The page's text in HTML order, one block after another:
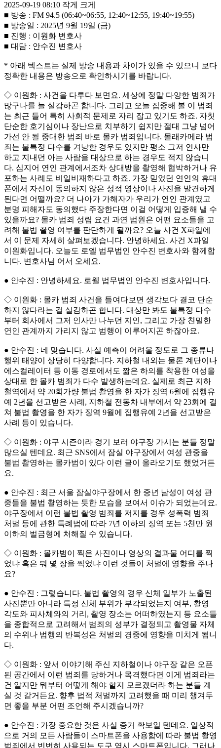
2025-09-19 08:10 작게
크게
■ 방송 : FM 94.5 (06:40~06:55, 12:40~12:55, 19:40~19:55)
■ 방송일 : 2025년 9월 19일 (금)
■ 진행 : 이원화 변호사
■ 대담 : 안수진 변호사
* 아래 텍스트는 실제 방송 내용과 차이가 있을 수 있으니 보다
정확한 내용은 방송으로 확인하시기를 바랍니다.
◇ 이원화 : 사건을 다루다 보면요. 세상에 정말 다양한 범죄가
많구나를 늘 실감하곤 합니다. 그리고 오늘 집중해 볼 이 범죄
는 최근 들어 특히 사회적 문제로 자리 잡고 있기도 하죠. 자칫
단순한 호기심이나 장난으로 치부하기 쉽지만 절대 그냥 넘어
가선 안 될 중대한 범죄 바로 몰카 범죄입니다. 몰래카메라 범
죄는 불특정 다수를 겨냥한 경우도 있지만 평소 그저 인사만
하고 지내던 아는 사람을 대상으로 하는 경우도 적지 않습니
다. 심지어 연인 관계에서조차 상대방을 촬영해 협박하거나 유
포하는 사례도 비일비재하다고 하죠. 가장 믿었던 연인의 휴대
폰에서 자신이 동의하지 않은 성적 영상이나 사진을 발견하게
된다면 어떨까요? 더 나아가 가해자가 우리가 연인 관계였고
분명 피해자도 동의했다 주장한다면 이걸 어떻게 입증해 낼 수
있을까요? 몰카 범죄 성립 요건 과연 법원은 어떤 요소들을 고
려해 불법 촬영 여부를 판단하게 될까요? 오늘 사건 X파일에
서 이 문제 자세히 살펴보겠습니다. 안녕하세요. 사건 X파일
이원화입니다. 오늘도 로엘 법무법인 안수진 변호사와 함께합
니다. 변호사님 어서 오세요.
● 안수진 : 안녕하세요. 로웰 법무법인 안수진 변호사입니다.
◇ 이원화 : 몰카 범죄 사건을 들여다보면 생각보다 결코 단순
하지 않다라는 걸 실감하곤 합니다. 대상만 봐도 불특정 다수
부터 회사에서 그저 인사만 나누던 지인, 그리고 가장 친밀한
연인 관계까지 가리지 않고 범행이 이루어지곤 하잖아요.
● 안수진 : 네 맞습니다. 사실 예측이 어려울 정도로 그 종류나
행위 태양이 상당히 다양합니다. 지하철 내외는 물론 계단이나
에스컬레이터 등 이동 경로에서도 짧은 하의를 착용한 여성을
상대로 한 몰카 범죄가 다수 발생하는데요. 실제로 최근 지하
철역에서 약 20회가량 불법 촬영을 한 자가 징역 6월에 집행유
예 2년을 선고받은 사례, 지하철 전동차 내부에서 약 23회에 걸
쳐 불법 촬영을 한 자가 징역 9월에 집행유예 2년을 선고받은
사례 등이 있습니다.
◇ 이원화 : 야구 시즌이라 경기 보러 야구장 가시는 분들 정말
많으실 텐데요. 최근 SNS에서 잠실 야구장에서 여성 관중을
불법 촬영하는 몰카범이 있다 이런 글이 올라오기도 했었거든
요.
● 안수진 : 최근 서울 잠실야구장에서 한 중년 남성이 여성 관
중들을 불법 촬영하는 듯한 모습을 보여서 이슈가 되었는데요.
야구장에서 이런 불법 촬영 범죄를 저지를 경우 성폭력 범죄
처벌 등에 관한 특례법에 따라 7년 이하의 징역 또는 5천만 원
이하의 벌금형에 처해질 수 있습니다.
◇ 이원화 : 몰카범이 찍은 사진이나 영상의 결과물 어디를 찍
었냐 혹은 뭐 몇 장을 찍었냐 이런 것들이 처벌에 영향을 주나
요?
● 안수진 : 그렇습니다. 불법 촬영의 경우 신체 일부가 노출된
사진뿐만 아니라 특정 신체 부위가 부각되었는지 여부, 촬영
각도와 피사체와의 거리, 촬영 장소는 어떠하였는지 등 요소들
을 종합적으로 고려해서 범죄의 성부가 결정되고 촬영물 자체
의 수위나 범행의 반복성은 처벌의 경중에 영향을 미치게 됩니
다.
◇ 이원화 : 앞서 이야기해 주신 지하철이나 야구장 같은 오픈
된 공간에서 이런 범죄를 당하거나 목격했다면 이게 범죄라는
건 알지만 뭐부터 어떻게 해야 할지 모르겠더라 하는 분들 계
실 것 같거든요. 향후 법적 처벌까지 고려했을 때 미리 챙겨두
면 좋을 부분 어떤 조언해 주시겠습니까?
● 안수진 : 가장 중요한 것은 사실 증거 확보일 텐데요. 일상적
으로 거의 모든 사람들이 스마트폰을 사용함에 따라 불법 촬영
범죄에서 빈번히 사용되는 도구 역시 스마트폰입니다. 그러나